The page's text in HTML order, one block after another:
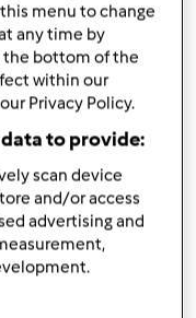
,z tego pionowego
menu to change
any time by
the bottom of the
within our
Privacy Policy.
to provide:
scan device
and/or access
advertising and